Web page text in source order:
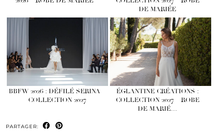
DE MARIÉE
BBFW 2026 : DÉFILÉ SERINA
– COLLECTION 2027
ÉGLANTINE CRÉATIONS :
COLLECTION 2027 – ROBE
DE MARIÉ…
PARTAGER: